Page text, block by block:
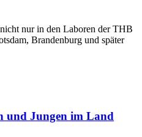
nur in den Laboren der THB
Brandenburg und später
und Jungen im Land